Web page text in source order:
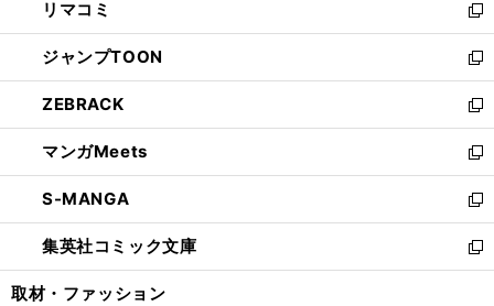
で
開
く
ド
ウ
で
開
く
ィ
ン
ド
ウ
で
開
く
い
ウ
ィ
ン
ド
ウ
で
開
く
リマコミ
新
し
い
ウ
ィ
ン
ド
ウ
で
開
く
ジャンプTOON
新
し
い
ウ
ィ
ン
ド
ウ
で
開
ZEBRACK
新
し
い
ウ
ィ
ン
ド
ウ
マンガMeets
新
し
い
ウ
ィ
ン
S-MANGA
新
し
い
ウ
集英社コミック文庫
新
し
取材・ファッション